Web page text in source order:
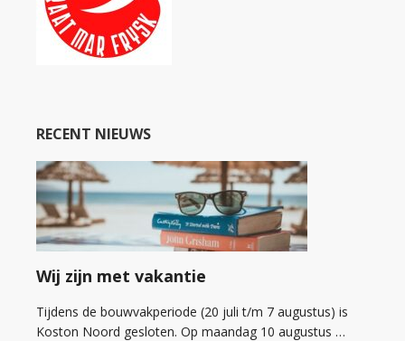
RECENT NIEUWS
Wij zijn met vakantie
Tijdens de bouwvakperiode (20 juli t/m 7 augustus) is
Koston Noord gesloten. Op maandag 10 augustus …